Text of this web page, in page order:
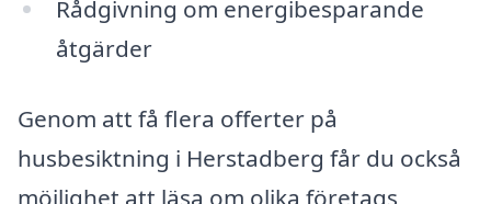
Rådgivning om energibesparande
åtgärder
Genom att få flera offerter på
husbesiktning i Herstadberg får du också
möjlighet att läsa om olika företags